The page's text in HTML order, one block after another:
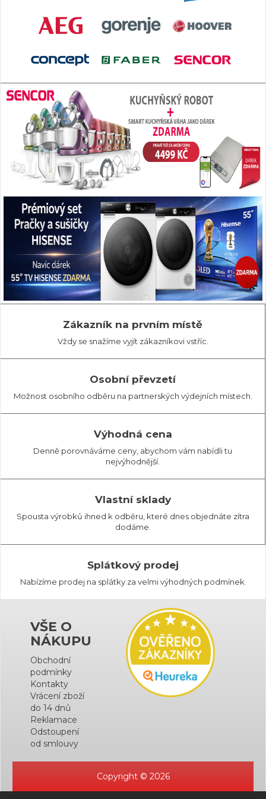
Zákazník na prvním místě
Vždy se snažíme vyjít zákazníkovi vstříc.
Osobní převzetí
Možnost osobního odběru na partnerských výdejních místech.
Výhodná cena
Denně porovnáváme ceny, abychom vám nabídli tu
nejvýhodnější.
Vlastní sklady
Spousta výrobků ihned k odběru, které dnes objednáte zítra
dodáme.
Splátkový prodej
Nabízíme prodej na splátky za velmi výhodných podmínek.
VŠE O
NÁKUPU
Obchodní
podmínky
Kontakty
Vrácení zboží
do 14 dnů
Reklamace
Odstoupení
od smlouvy
Copyright © 2026